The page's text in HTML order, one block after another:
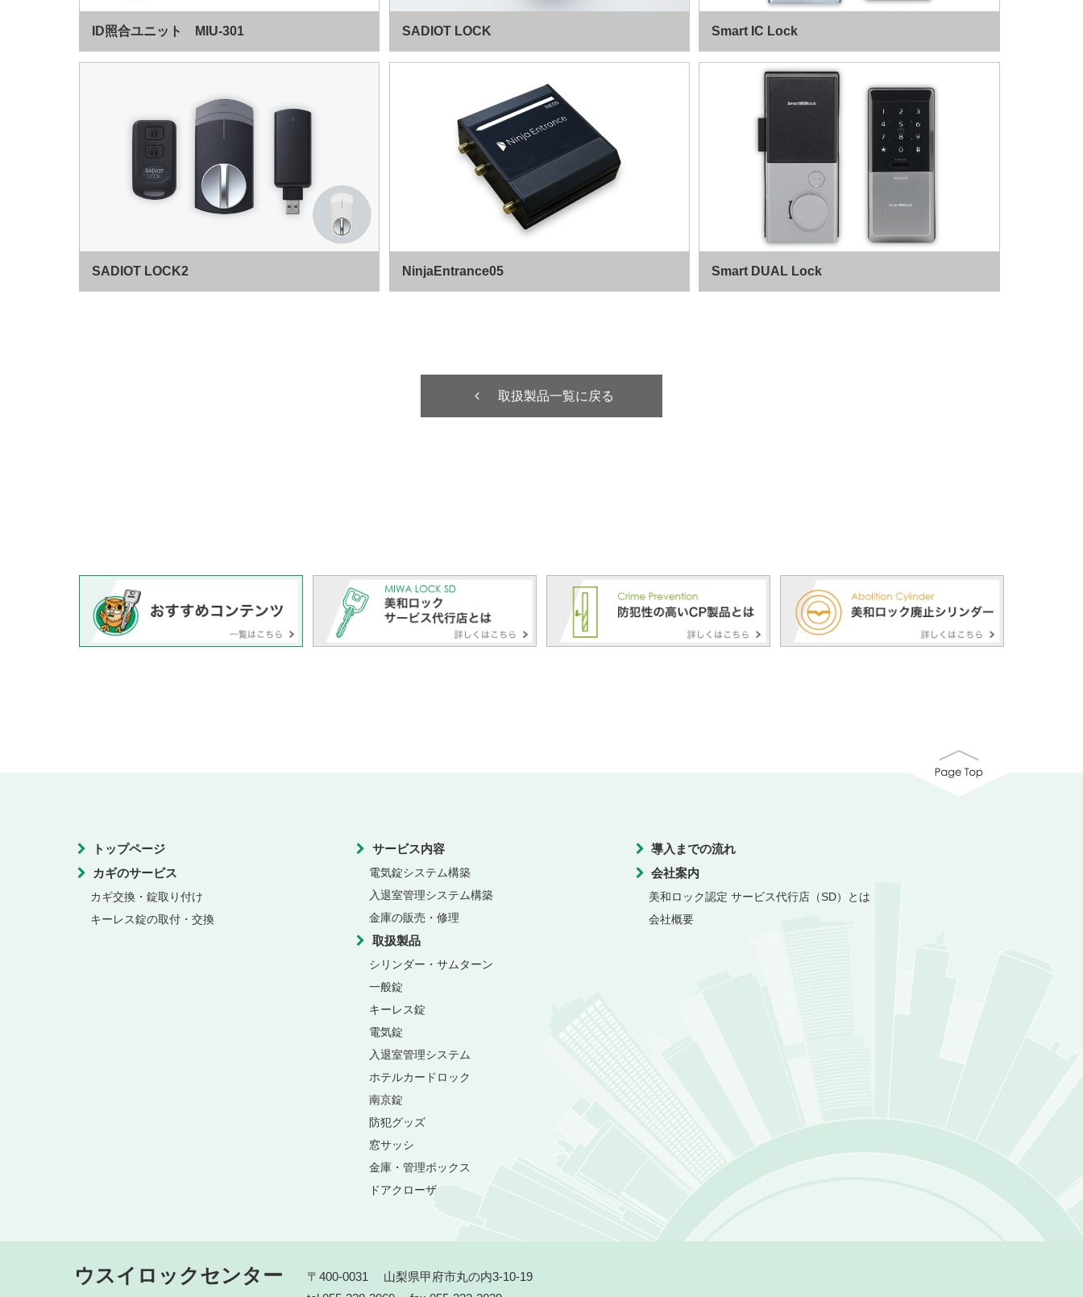
ID照合ユニット MIU-301 SADIOT LOCK Smart IC Lock
SADIOT LOCK2 NinjaEntrance05 Smart DUAL Lock
取扱製品一覧に戻る
トップページ
カギのサービス
カギ交換・錠取り付け
キーレス錠の取付・交換
サービス内容
電気錠システム構築
入退室管理システム構築
金庫の販売・修理
取扱製品
シリンダー・サムターン
一般錠
キーレス錠
電気錠
入退室管理システム
ホテルカードロック
南京錠
防犯グッズ
窓サッシ
金庫・管理ボックス
ドアクローザ
導入までの流れ
会社案内
美和ロック認定 サービス代行店（SD）とは
会社概要
ウスイロックセンター
〒400-0031 山梨県甲府市丸の内3-10-19